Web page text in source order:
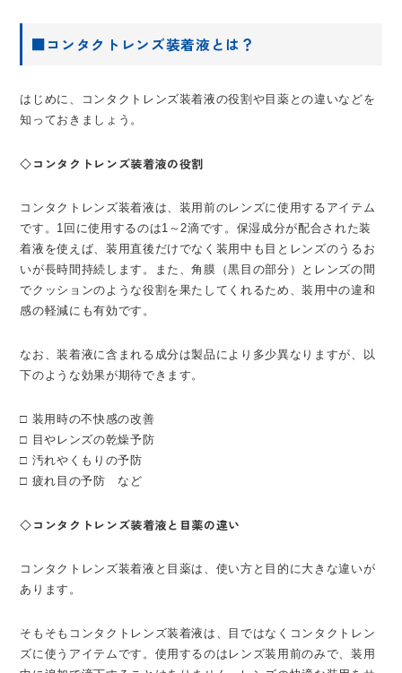
■コンタクトレンズ装着液とは？
はじめに、コンタクトレンズ装着液の役割や目薬との違いなどを
知っておきましょう。
◇コンタクトレンズ装着液の役割
コンタクトレンズ装着液は、装用前のレンズに使用するアイテム
です。1回に使用するのは1～2滴です。保湿成分が配合された装
着液を使えば、装用直後だけでなく装用中も目とレンズのうるお
いが長時間持続します。また、角膜（黒目の部分）とレンズの間
でクッションのような役割を果たしてくれるため、装用中の違和
感の軽減にも有効です。
なお、装着液に含まれる成分は製品により多少異なりますが、以
下のような効果が期待できます。
□ 装用時の不快感の改善
□ 目やレンズの乾燥予防
□ 汚れやくもりの予防
□ 疲れ目の予防 など
◇コンタクトレンズ装着液と目薬の違い
コンタクトレンズ装着液と目薬は、使い方と目的に大きな違いが
あります。
そもそもコンタクトレンズ装着液は、目ではなくコンタクトレン
ズに使うアイテムです。使用するのはレンズ装用前のみで、装用